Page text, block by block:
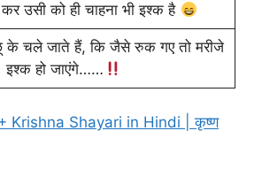
उसी को ही चाहना भी इश्क है
छू के चले जाते हैं, कि जैसे रुक गए तो मरीजे
इश्क हो जाएंगे……
Krishna Shayari in Hindi | कृष्ण